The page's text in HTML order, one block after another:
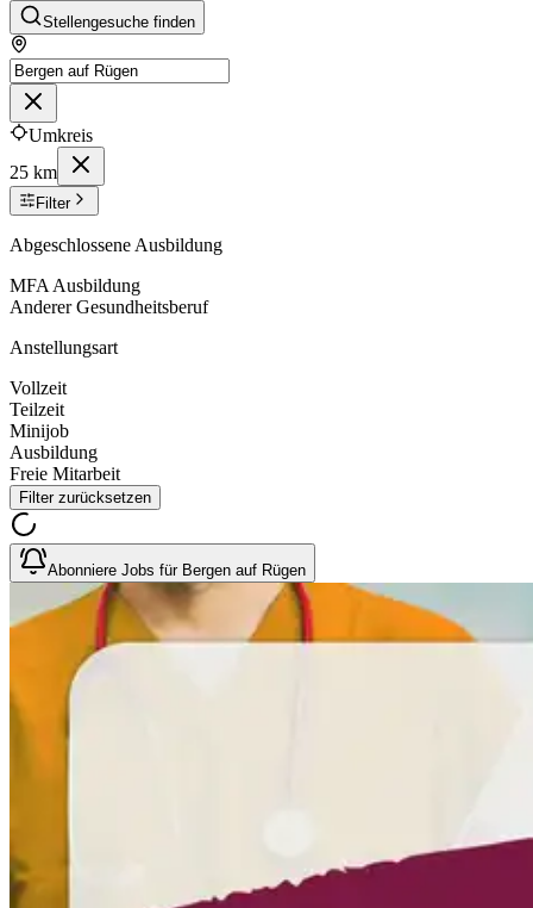
Stellengesuche finden
Umkreis
25 km
Filter
Abgeschlossene Ausbildung
MFA Ausbildung
Anderer Gesundheitsberuf
Anstellungsart
Vollzeit
Teilzeit
Minijob
Ausbildung
Freie Mitarbeit
Filter zurücksetzen
Abonniere Jobs für Bergen auf Rügen